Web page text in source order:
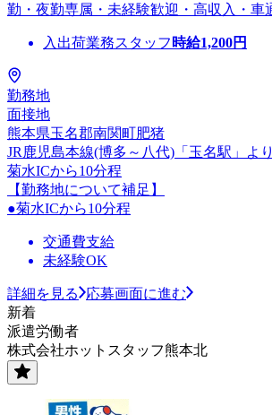
勤・夜勤専属・未経験歓迎・高収入・車
入出荷業務スタッフ 時給1,200円
勤務地
面接地
熊本県玉名郡南関町肥猪
JR鹿児島本線(博多～八代)「玉名駅」よ
菊水ICから10分程
【勤務地について補足】
●菊水ICから10分程
交通費支給
未経験OK
詳細を見る
応募画面に進む
新着
派遣労働者
株式会社ホットスタッフ熊本北